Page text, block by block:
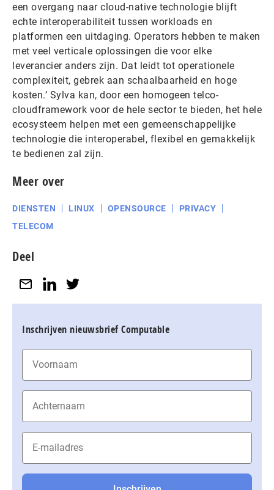
een overgang naar cloud-native technologie blijft
echte interoperabiliteit tussen workloads en
platformen een uitdaging. Operators hebben te maken
met veel verticale oplossingen die voor elke
leverancier anders zijn. Dat leidt tot operationele
complexiteit, gebrek aan schaalbaarheid en hoge
kosten.’ Sylva kan, door een homogeen telco-
cloudframework voor de hele sector te bieden, het hele
ecosysteem helpen met een gemeenschappelijke
technologie die interoperabel, flexibel en gemakkelijk
te bedienen zal zijn.
Meer over
DIENSTEN LINUX OPENSOURCE
PRIVACY
TELECOM
Deel
Inschrijven nieuwsbrief Computable